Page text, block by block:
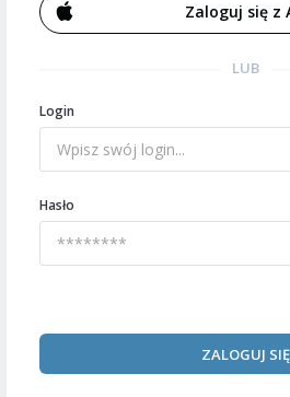
Zaloguj się z
LUB
Login
Hasło
ZALOGUJ SIĘ